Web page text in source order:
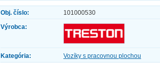
Obj. číslo:
101000530
Výrobca:
Kategória:
Vozíky s pracovnou plochou